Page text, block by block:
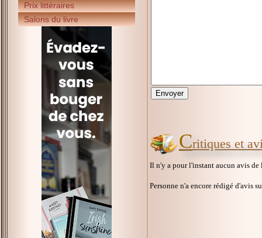
Prix littéraires
Salons du livre
Critiques et
Il n'y a pour l'instant aucun avis
Personne n'a encore rédigé d'avis